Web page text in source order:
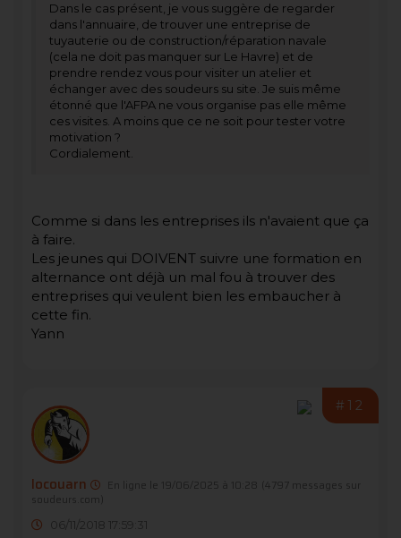
Dans le cas présent, je vous suggère de regarder
dans l'annuaire, de trouver une entreprise de
tuyauterie ou de construction/réparation navale
(cela ne doit pas manquer sur Le Havre) et de
prendre rendez vous pour visiter un atelier et
échanger avec des soudeurs su site. Je suis même
étonné que l'AFPA ne vous organise pas elle même
ces visites. A moins que ce ne soit pour tester votre
motivation ?
Cordialement.
Comme si dans les entreprises ils n'avaient que ça
à faire.
Les jeunes qui DOIVENT suivre une formation en
alternance ont déjà un mal fou à trouver des
entreprises qui veulent bien les embaucher à
cette fin.
Yann
#12
locouarn En ligne le 19/06/2025 à 10:28
(4797 messages sur
soudeurs.com)
06/11/2018 17:59:31